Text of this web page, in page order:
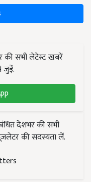
की सभी लेटेस्ट ख़बरें
जुड़ें.
देशभर की सभी
की सदस्यता लें.